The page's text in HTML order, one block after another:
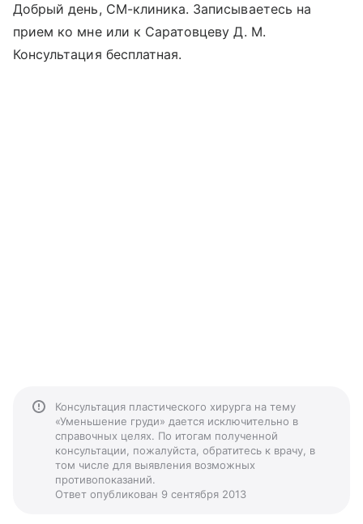
Добрый день, СМ-клиника. Записываетесь на
прием ко мне или к Саратовцеву Д. М.
Консультация бесплатная.
Консультация пластического хирурга на тему
«Уменьшение груди» дается исключительно в
справочных целях. По итогам полученной
консультации, пожалуйста, обратитесь к врачу, в
том числе для выявления возможных
противопоказаний.
Ответ опубликован 9 сентября 2013